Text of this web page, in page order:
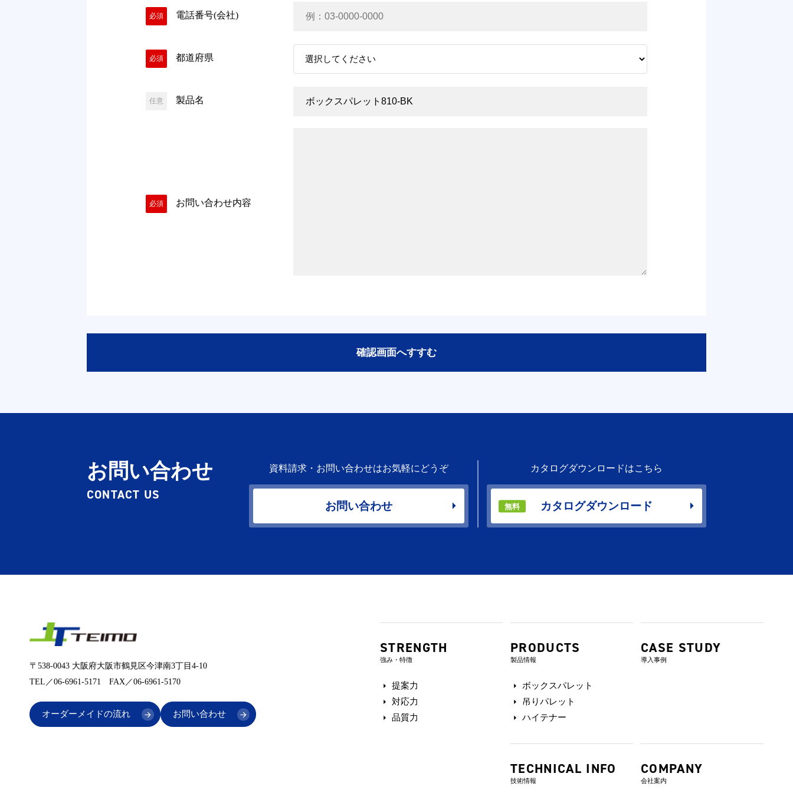
必須 電話番号(会社)
必須 都道府県
任意 製品名
必須 お問い合わせ内容
お問い合わせ
CONTACT US
資料請求・お問い合わせはお気軽にどうぞ
お問い合わせ
カタログダウンロードはこちら
無料 カタログダウンロード
〒538-0043 大阪府大阪市鶴見区今津南3丁目4-10
TEL／06-6961-5171 FAX／06-6961-5170
オーダーメイドの流れ お問い合わせ
STRENGTH
強み・特徴
提案力
対応力
品質力
PRODUCTS
製品情報
ボックスパレット
吊りパレット
ハイテナー
CASE STUDY
導入事例
TECHNICAL INFO
技術情報
COMPANY
会社案内